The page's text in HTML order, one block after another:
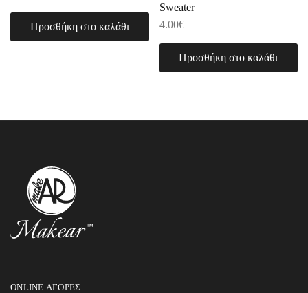
Προσθήκη στο καλάθι
Sweater
4.00€
Προσθήκη στο καλάθι
ONLINE ΑΓΟΡΕΣ